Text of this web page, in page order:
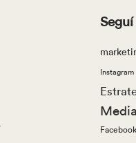
Instagram
Media
Facebook